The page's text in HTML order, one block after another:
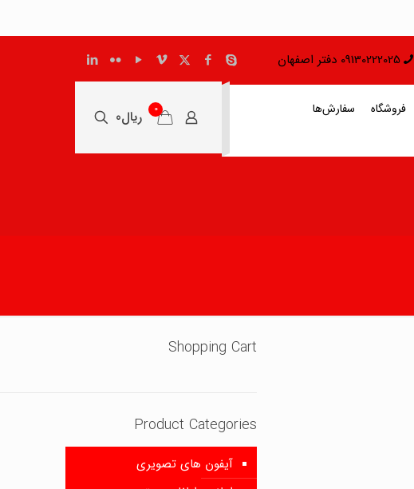
09130222025 دفتر اصفهان
فروشگاه سفارش‌ها 0 ریال0
Shopping Cart
Product Categories
آیفون های تصویری